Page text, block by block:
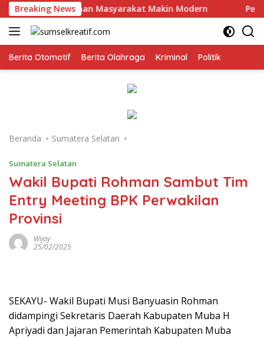
Langsung
ke
konten
Breaking News
Pelayanan Masyarakat Makin Modern Pemprov
Berita Otomotif Berita Olahraga Kriminal Politik
Beranda Sumatera Selatan
Sumatera Selatan
Wakil Bupati Rohman Sambut Tim
Entry Meeting BPK Perwakilan
Provinsi
Wijay
25/02/2025
SEKAYU- Wakil Bupati Musi Banyuasin Rohman
didampingi Sekretaris Daerah Kabupaten Muba H
Apriyadi dan Jajaran Pemerintah Kabupaten Muba